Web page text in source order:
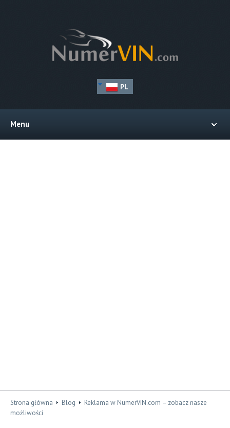
PL
Menu
Strona główna Blog
Reklama w NumerVIN.com – zobacz nasze
możliwości